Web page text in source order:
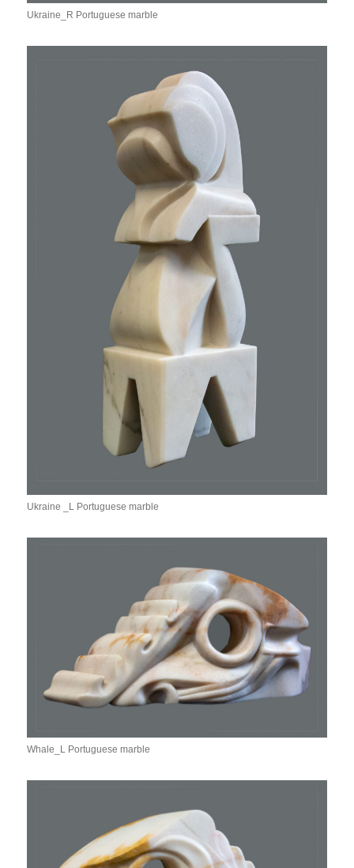
Ukraine_R Portuguese marble
Ukraine _L Portuguese marble
Whale_L Portuguese marble